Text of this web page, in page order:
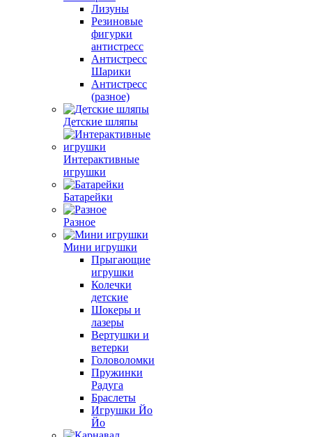
Лизуны
Резиновые
фигурки
антистресс
Антистресс
Шарики
Антистресс
(разное)
Детские шляпы
Интерактивные
игрушки
Батарейки
Разное
Мини игрушки
Прыгающие
игрушки
Колечки
детские
Шокеры и
лазеры
Вертушки и
ветерки
Головоломки
Пружинки
Радуга
Браслеты
Игрушки Йо
Йо